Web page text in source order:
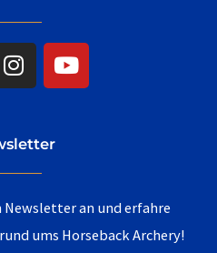
I
n
s
a
g
a
m
Y
o
u
Newsletter an und erfahre
ums Horseback Archery!